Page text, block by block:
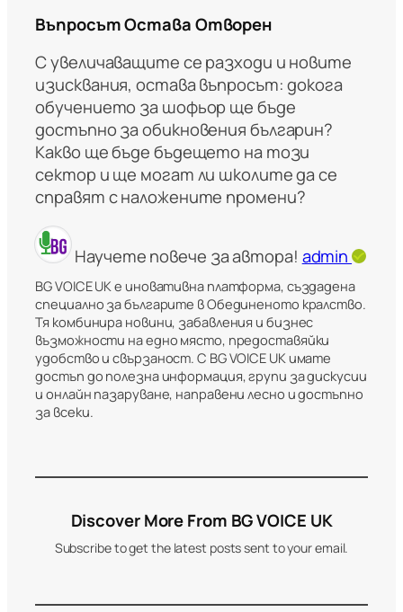
Въпросът Остава Отворен
С увеличаващите се разходи и новите
изисквания, остава въпросът: докога
обучението за шофьор ще бъде
достъпно за обикновения българин?
Какво ще бъде бъдещето на този
сектор и ще могат ли школите да се
справят с наложените промени?
Научете повече за автора! admin
BG VOICE UK е иновативна платформа, създадена
специално за българите в Обединеното кралство.
Тя комбинира новини, забавления и бизнес
възможности на едно място, предоставяйки
удобство и свързаност. С BG VOICE UK имате
достъп до полезна информация, групи за дискусии
и онлайн пазаруване, направени лесно и достъпно
за всеки.
Discover More From BG VOICE UK
Subscribe to get the latest posts sent to your email.